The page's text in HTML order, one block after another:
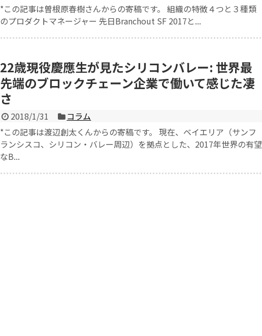
*この記事は曽根原春樹さんからの寄稿です。 組織の特徴４つと３種類
のプロダクトマネージャー 先日Branchout SF 2017と...
22歳現役慶應生が見たシリコンバレー: 世界最
先端のブロックチェーン企業で働いて感じた凄
さ
2018/1/31
コラム
*この記事は渡辺創太くんからの寄稿です。 現在、ベイエリア（サンフ
ランシスコ、シリコン・バレー周辺）を拠点とした、2017年世界の有望
なB...